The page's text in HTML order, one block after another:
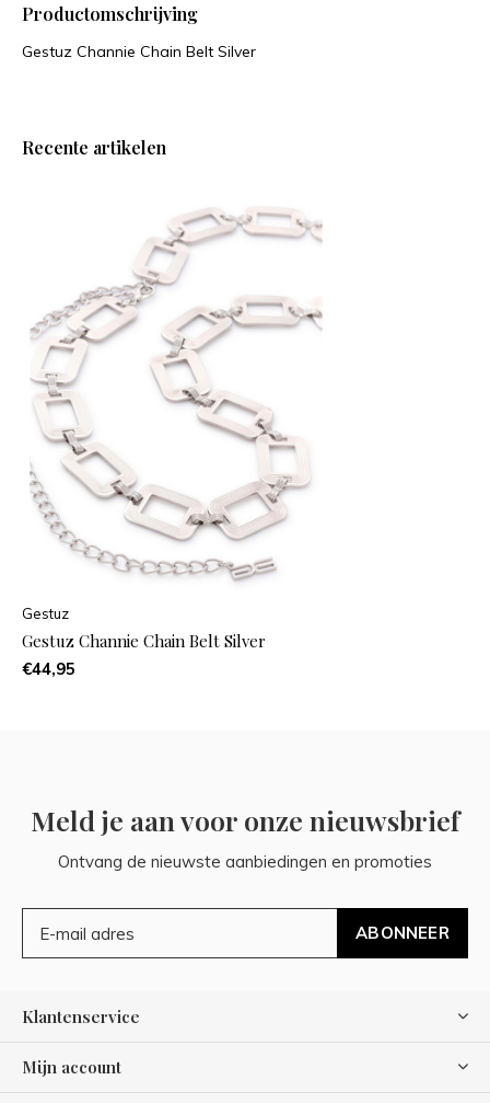
Productomschrijving
Gestuz Channie Chain Belt Silver
Recente artikelen
Gestuz
Gestuz Channie Chain Belt Silver
€44,95
Meld je aan voor onze nieuwsbrief
Ontvang de nieuwste aanbiedingen en promoties
ABONNEER
Klantenservice
Mijn account